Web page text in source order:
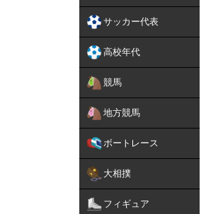
サッカー代表
高校年代
競馬
地方競馬
ボートレース
大相撲
フィギュア